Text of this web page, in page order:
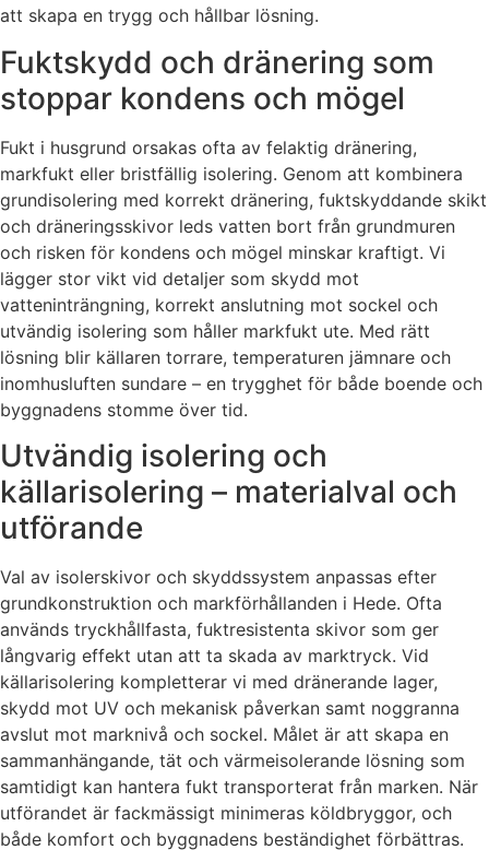
att skapa en trygg och hållbar lösning.
Fuktskydd och dränering som
stoppar kondens och mögel
Fukt i husgrund orsakas ofta av felaktig dränering,
markfukt eller bristfällig isolering. Genom att kombinera
grundisolering med korrekt dränering, fuktskyddande skikt
och dräneringsskivor leds vatten bort från grundmuren
och risken för kondens och mögel minskar kraftigt. Vi
lägger stor vikt vid detaljer som skydd mot
vatteninträngning, korrekt anslutning mot sockel och
utvändig isolering som håller markfukt ute. Med rätt
lösning blir källaren torrare, temperaturen jämnare och
inomhusluften sundare – en trygghet för både boende och
byggnadens stomme över tid.
Utvändig isolering och
källarisolering – materialval och
utförande
Val av isolerskivor och skyddssystem anpassas efter
grundkonstruktion och markförhållanden i Hede. Ofta
används tryckhållfasta, fuktresistenta skivor som ger
långvarig effekt utan att ta skada av marktryck. Vid
källarisolering kompletterar vi med dränerande lager,
skydd mot UV och mekanisk påverkan samt noggranna
avslut mot marknivå och sockel. Målet är att skapa en
sammanhängande, tät och värmeisolerande lösning som
samtidigt kan hantera fukt transporterat från marken. När
utförandet är fackmässigt minimeras köldbryggor, och
både komfort och byggnadens beständighet förbättras.